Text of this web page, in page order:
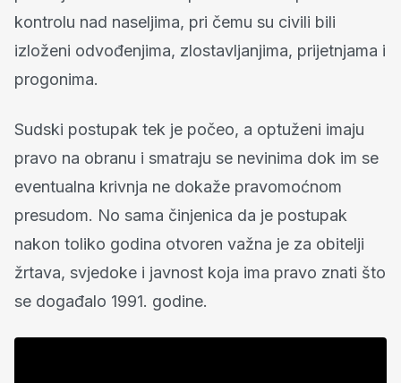
kontrolu nad naseljima, pri čemu su civili bili
izloženi odvođenjima, zlostavljanjima, prijetnjama i
progonima.
Sudski postupak tek je počeo, a optuženi imaju
pravo na obranu i smatraju se nevinima dok im se
eventualna krivnja ne dokaže pravomoćnom
presudom. No sama činjenica da je postupak
nakon toliko godina otvoren važna je za obitelji
žrtava, svjedoke i javnost koja ima pravo znati što
se događalo 1991. godine.